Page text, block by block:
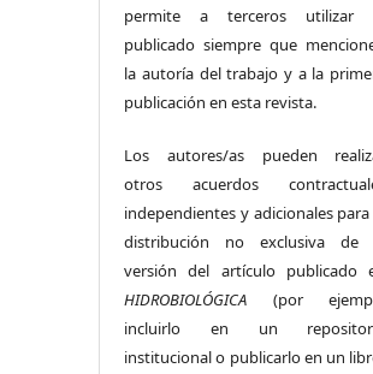
permite a terceros utilizar
publicado siempre que
la autoría del trabajo y a la
publicación en esta revista.
Los autores/as pueden
otros acuerdos
independientes y adicionales para
distribución no exclusiva de
versión del artículo publicado
HIDROBIOLÓGICA (por
incluirlo en un
institucional o publicarlo en un